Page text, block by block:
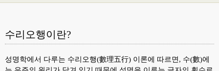
수리오행이란?
성명학에서 다루는 수리오행(數理五行) 이론에 따르면, 수(數)에